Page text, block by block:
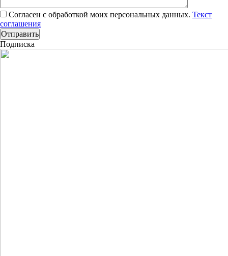
Согласен с обработкой моих персональных данных. Текст
соглашения
Подписка